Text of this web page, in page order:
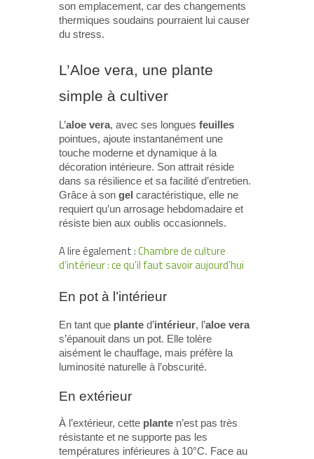
son emplacement, car des changements
thermiques soudains pourraient lui causer
du stress.
L’Aloe vera, une plante
simple à cultiver
L’aloe vera, avec ses longues feuilles
pointues, ajoute instantanément une
touche moderne et dynamique à la
décoration intérieure. Son attrait réside
dans sa résilience et sa facilité d’entretien.
Grâce à son gel caractéristique, elle ne
requiert qu’un arrosage hebdomadaire et
résiste bien aux oublis occasionnels.
A lire également :Chambre de culture
d’intérieur : ce qu’il faut savoir aujourd’hui
En pot à l’intérieur
En tant que plante d’intérieur, l’aloe vera
s’épanouit dans un pot. Elle tolère
aisément le chauffage, mais préfère la
luminosité naturelle à l’obscurité.
En extérieur
À l’extérieur, cette plante n’est pas très
résistante et ne supporte pas les
températures inférieures à 10°C. Face au